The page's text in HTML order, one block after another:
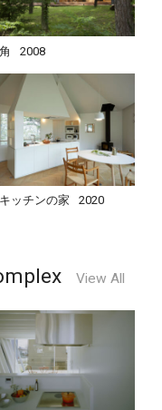
2008
ッチンの家 2020
View All